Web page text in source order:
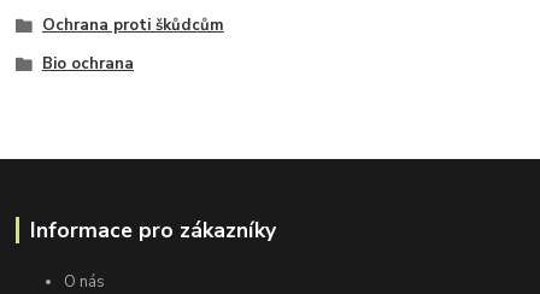
Ochrana proti škůdcům
Bio ochrana
Informace pro zákazníky
O nás